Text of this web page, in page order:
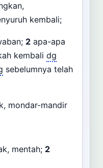
kembali;
2 apa-apa
kembali dg
sebelumnya telah
mondar-mandir
mentah; 2